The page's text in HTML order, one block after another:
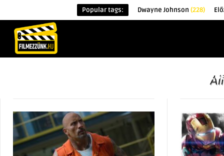
Popular tags: Dwayne Johnson (228)